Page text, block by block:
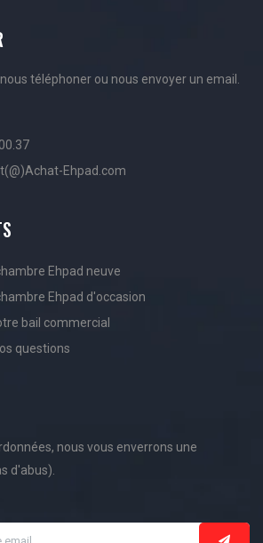
téléphoner ou nous envoyer un email.
Ehpad.com
Ehpad neuve
Ehpad d'occasion
bail commercial
questions
nous vous enverrons une
d'abus).